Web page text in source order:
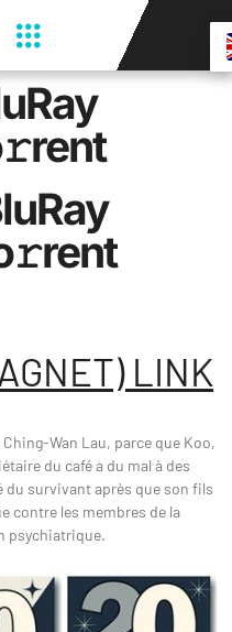
LINK
Wan Lau, parce que Koo,
du café a du mal à des
du survivant après que son fils
contre les membres de la
psychiatrique.